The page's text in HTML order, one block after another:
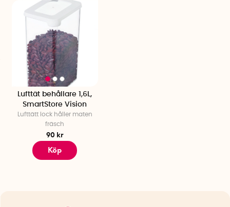
Lufttät behållare 1,6L,
SmartStore Vision
Lufttätt lock håller maten
fräsch
90 kr
Köp